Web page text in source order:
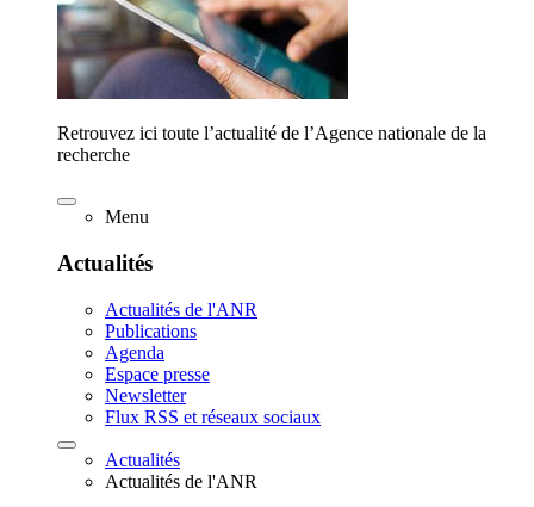
Retrouvez ici toute l’actualité de l’Agence nationale de la
recherche
Menu
Actualités
Actualités de l'ANR
Publications
Agenda
Espace presse
Newsletter
Flux RSS et réseaux sociaux
Actualités
Actualités de l'ANR